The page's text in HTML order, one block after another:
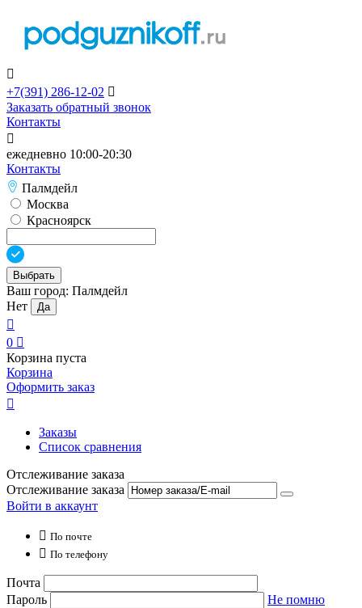

+7(391) 286-12-02 
Заказать обратный звонок
Контакты

ежедневно 10:00-20:30
Контакты
Палмдейл
Москва
Красноярск
Выбрать
Ваш город: Палмдейл
Нет
Да

0 
Корзина пуста
Корзина
Оформить заказ

Заказы
Список сравнения
Отслеживание заказа
Отслеживание заказа
Войти в аккаунт
 По почте
 По телефону
Почта
Пароль
Не помню